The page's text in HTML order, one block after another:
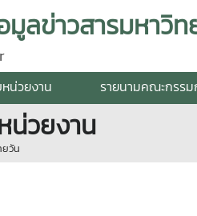
ลข่าวสารมหาวิท
น่วยงาน รายนามคณะกรรม
น่วยงาน
ยวัน